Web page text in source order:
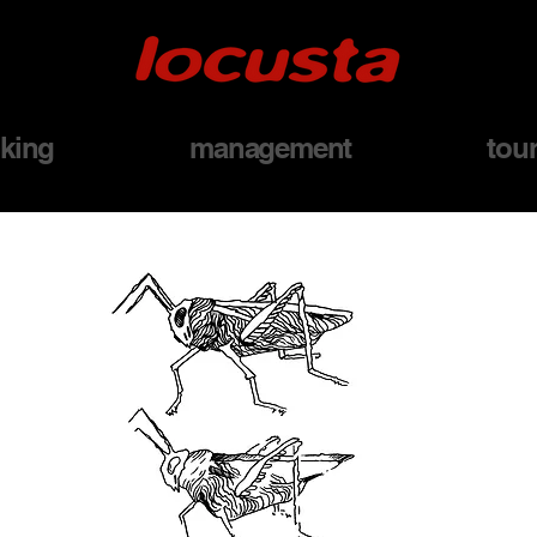
management tour